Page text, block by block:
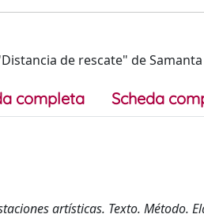
de rescate" de
completa Scheda
artísticas. Texto. Método.